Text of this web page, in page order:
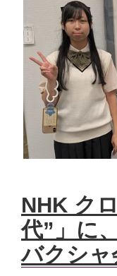
NHK ク
代”」に
バクシャ